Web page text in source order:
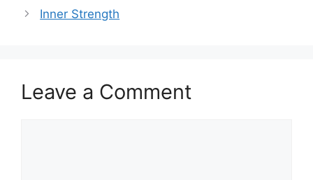
Inner Strength
Leave a Comment